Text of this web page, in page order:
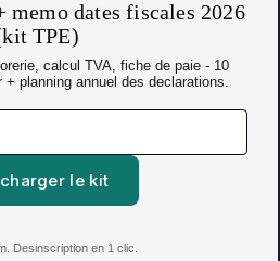
memo dates fiscales 2026
TPE)
calcul TVA, fiche de paie - 10
planning annuel des declarations.
le kit
Desinscription en 1 clic.